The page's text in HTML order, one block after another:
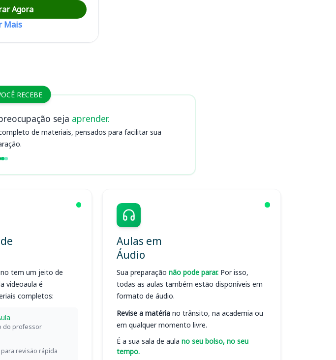
Agora
Mais
RECEBE
seja aprender.
de materiais, pensados para facilitar sua
tem um jeito de
videoaula é
completos:
do professor
revisão rápida
Aulas em
Áudio
Sua preparação não pode parar. Por isso,
todas as aulas também estão disponíveis em
formato de áudio.
Revise a matéria no trânsito, na academia ou
em qualquer momento livre.
É a sua sala de aula no seu bolso, no seu
tempo.